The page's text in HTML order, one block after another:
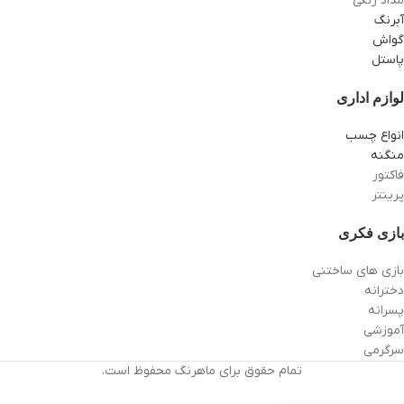
آبرنگ
گواش
پاستل
لوازم اداری
انواع چسب
منگنه
فاکتور
پرینتر
بازی فکری
بازی های ساختنی
دخترانه
پسرانه
آموزشی
سرگرمی
تمام حقوق برای ماهرنگ محفوظ است.